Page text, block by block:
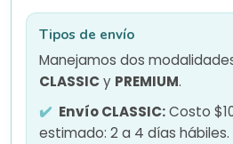
Tipos de envío
Manejamos dos
CLASSICy PREMIUM.
Envío CLASSIC:Costo
estimado: 2 a 4 días hábiles.